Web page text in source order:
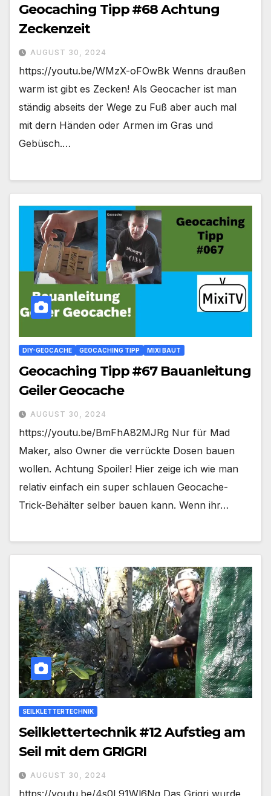
Geocaching Tipp #68 Achtung
Zeckenzeit
AUGUST 30, 2024
https://youtu.be/WMzX-oFOwBk Wenns draußen
warm ist gibt es Zecken! Als Geocacher ist man
ständig abseits der Wege zu Fuß aber auch mal
mit dern Händen oder Armen im Gras und
Gebüsch.…
DIY-GEOCACHE GEOCACHING TIPP MIXI BAUT
Geocaching Tipp #67 Bauanleitung
Geiler Geocache
AUGUST 30, 2024
https://youtu.be/BmFhA82MJRg Nur für Mad
Maker, also Owner die verrückte Dosen bauen
wollen. Achtung Spoiler! Hier zeige ich wie man
relativ einfach ein super schlauen Geocache-
Trick-Behälter selber bauen kann. Wenn ihr…
SEILKLETTERTECHNIK
Seilklettertechnik #12 Aufstieg am
Seil mit dem GRIGRI
AUGUST 30, 2024
https://youtu.be/4s0L91Wl6Ng Das Grigri wurde